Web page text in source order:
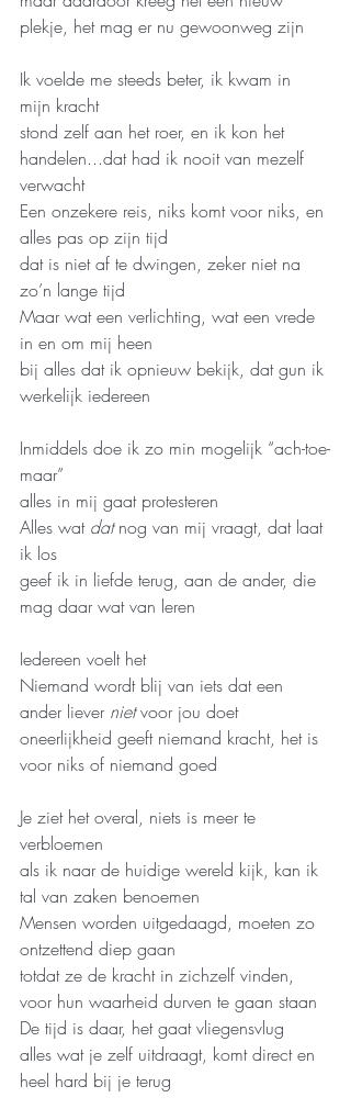
plekje, het mag er nu gewoonweg zijn
Ik voelde me steeds beter, ik kwam in
mijn kracht
stond zelf aan het roer, en ik kon het
handelen...dat had ik nooit van mezelf
verwacht
Een onzekere reis, niks komt voor niks, en
alles pas op zijn tijd
dat is niet af te dwingen, zeker niet na
zo’n lange tijd
Maar wat een verlichting, wat een vrede
in en om mij heen
bij alles dat ik opnieuw bekijk, dat gun ik
werkelijk iedereen
Inmiddels doe ik zo min mogelijk “ach-toe-
maar”
alles in mij gaat protesteren
Alles wat dat nog van mij vraagt, dat laat
ik los
geef ik in liefde terug, aan de ander, die
mag daar wat van leren
Iedereen voelt het
Niemand wordt blij van iets dat een
ander liever niet voor jou doet
oneerlijkheid geeft niemand kracht, het is
voor niks of niemand goed
Je ziet het overal, niets is meer te
verbloemen
als ik naar de huidige wereld kijk, kan ik
tal van zaken benoemen
Mensen worden uitgedaagd, moeten zo
ontzettend diep gaan
totdat ze de kracht in zichzelf vinden,
voor hun waarheid durven te gaan staan
De tijd is daar, het gaat vliegensvlug
alles wat je zelf uitdraagt, komt direct en
heel hard bij je terug